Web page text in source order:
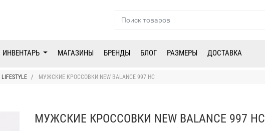
ИНВЕНТАРЬ МАГАЗИНЫ БРЕНДЫ БЛОГ РАЗМЕРЫ ДОСТАВКА
МУЖСКИЕ КРОССОВКИ NEW BALANCE 997 HC
МУЖСКИЕ КРОССОВКИ NEW BALANCE 997 HC